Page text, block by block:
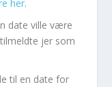
her.
date ville være
jer som
til en date for